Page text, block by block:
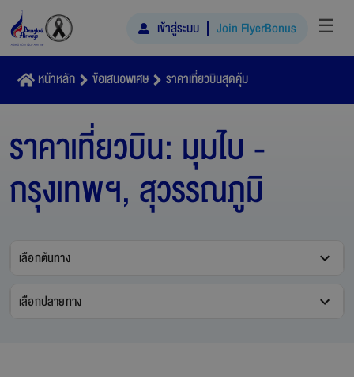
เข้าสู่ระบบ Join FlyerBonus ☰
หน้าหลัก ข้อเสนอพิเศษ ราคาเที่ยวบินสุดคุ้ม
ราคาเที่ยวบิน: มุมไบ -
กรุงเทพฯ, สุวรรณภูมิ
เลือกต้นทาง
เลือกปลายทาง